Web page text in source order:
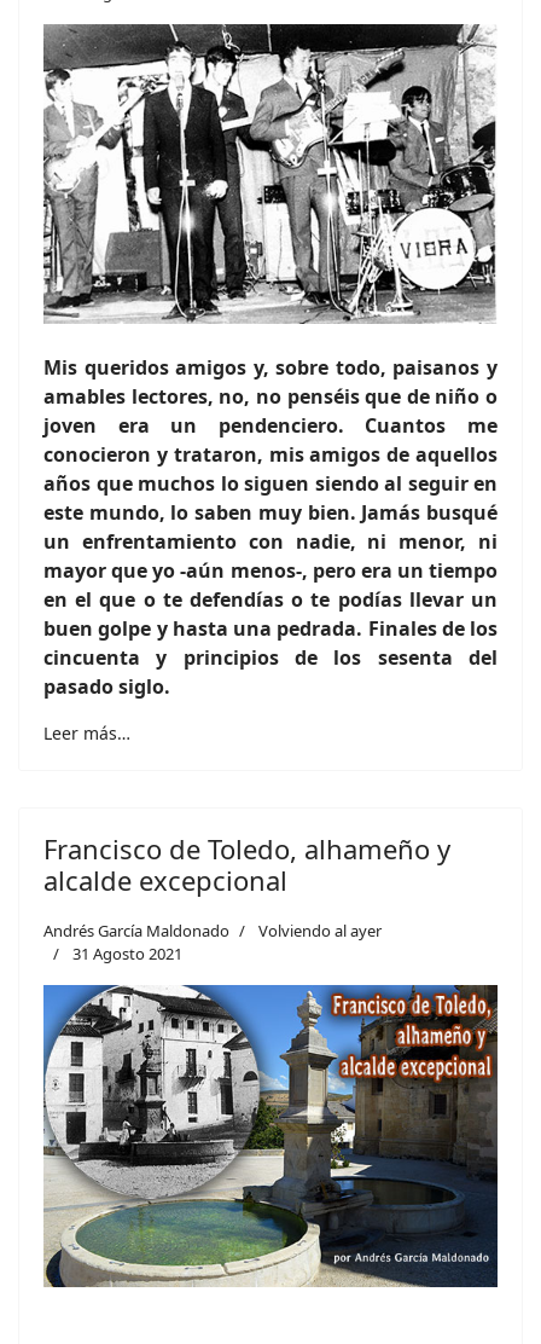
Mis queridos amigos y, sobre todo, paisanos y
amables lectores, no, no penséis que de niño o
joven era un pendenciero. Cuantos me
conocieron y trataron, mis amigos de aquellos
años que muchos lo siguen siendo al seguir en
este mundo, lo saben muy bien. Jamás busqué
un enfrentamiento con nadie, ni menor, ni
mayor que yo -aún menos-, pero era un tiempo
en el que o te defendías o te podías llevar un
buen golpe y hasta una pedrada. Finales de los
cincuenta y principios de los sesenta del
pasado siglo.
Leer más…
Francisco de Toledo, alhameño y
alcalde excepcional
Andrés García Maldonado
Volviendo al ayer
31 Agosto 2021